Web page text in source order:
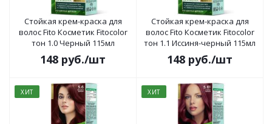
Стойкая крем-краска для
волос Fito Косметик Fitocolor
тон 1.0 Черный 115мл
148 руб./шт
Стойкая крем-краска для
волос Fito Косметик Fitocolor
тон 1.1 Иссиня-черный 115мл
148 руб./шт
ХИТ ХИТ